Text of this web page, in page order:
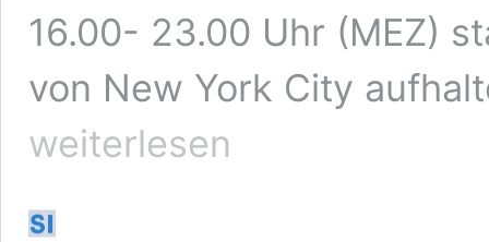
16.00- 23.00 Uhr (MEZ)
von New York City
weiterlesen